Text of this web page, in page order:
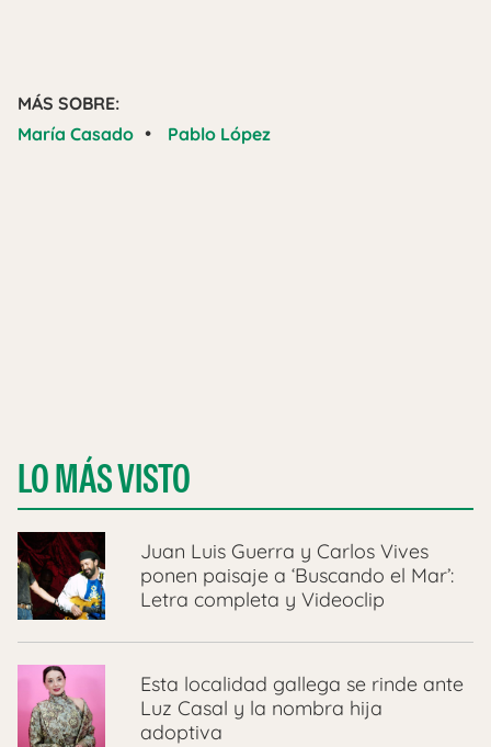
MÁS SOBRE:
María Casado • Pablo López
LO MÁS VISTO
Juan Luis Guerra y Carlos Vives
ponen paisaje a ‘Buscando el Mar’:
Letra completa y Videoclip
Esta localidad gallega se rinde ante
Luz Casal y la nombra hija
adoptiva